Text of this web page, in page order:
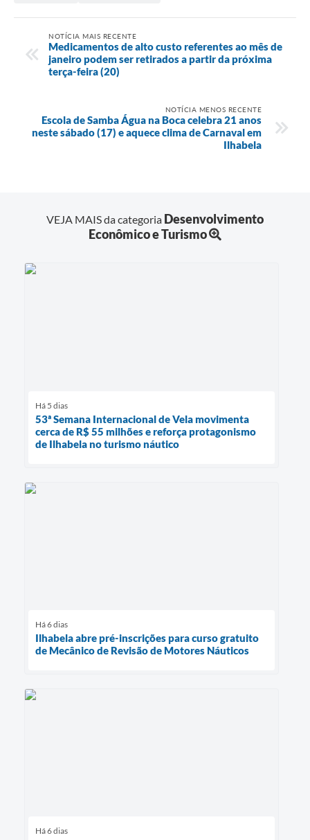
NOTÍCIA MAIS RECENTE
Medicamentos de alto custo referentes ao mês de
janeiro podem ser retirados a partir da próxima
terça-feira (20)
NOTÍCIA MENOS RECENTE
Escola de Samba Água na Boca celebra 21 anos
neste sábado (17) e aquece clima de Carnaval em
Ilhabela
VEJA MAIS da categoria Desenvolvimento
Econômico e Turismo
Há 5 dias
53ª Semana Internacional de Vela movimenta
cerca de R$ 55 milhões e reforça protagonismo
de Ilhabela no turismo náutico
Há 6 dias
Ilhabela abre pré-inscrições para curso gratuito
de Mecânico de Revisão de Motores Náuticos
Há 6 dias